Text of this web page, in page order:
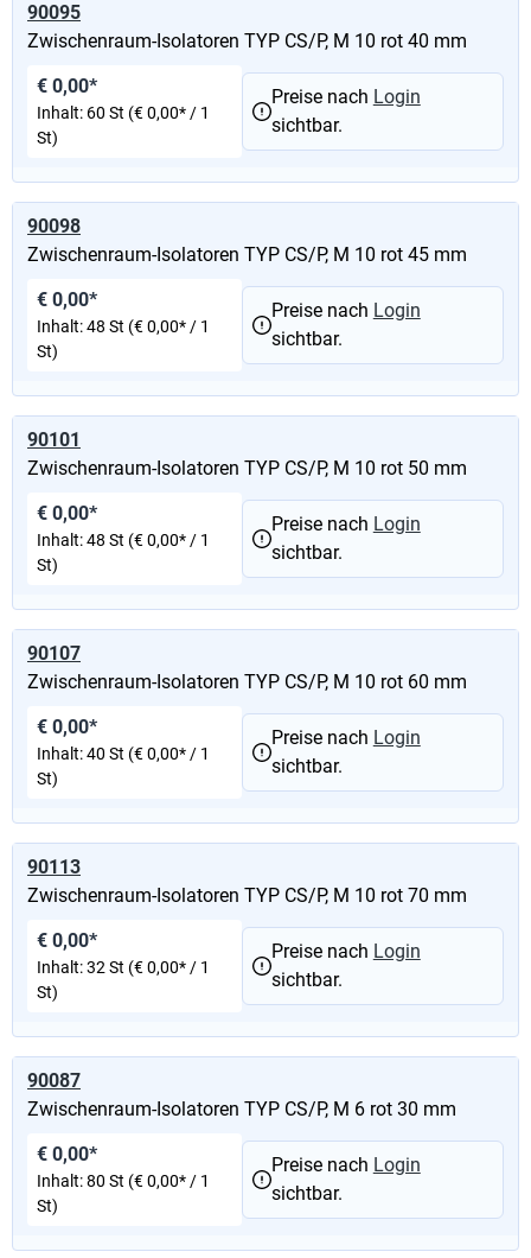
90095
Zwischenraum-Isolatoren TYP CS/P, M 10 rot 40 mm
€ 0,00*
Inhalt: 60 St (€ 0,00* / 1
St)
Preise nach Login
sichtbar.
90098
Zwischenraum-Isolatoren TYP CS/P, M 10 rot 45 mm
€ 0,00*
Inhalt:48 St (€ 0,00* / 1
St)
Preise nach Login
sichtbar.
90101
Zwischenraum-Isolatoren TYP CS/P, M 10 rot 50 mm
€ 0,00*
Inhalt:48 St (€ 0,00* / 1
St)
Preise nach Login
sichtbar.
90107
Zwischenraum-Isolatoren TYP CS/P, M 10 rot 60 mm
€ 0,00*
Inhalt:40 St (€ 0,00* / 1
St)
Preise nach Login
sichtbar.
90113
Zwischenraum-Isolatoren TYP CS/P, M 10 rot 70 mm
€ 0,00*
Inhalt:32 St (€ 0,00* / 1
St)
Preise nach Login
sichtbar.
90087
Zwischenraum-Isolatoren TYP CS/P, M 6 rot 30 mm
€ 0,00*
Inhalt:80 St (€ 0,00* / 1
St)
Preise nach Login
sichtbar.